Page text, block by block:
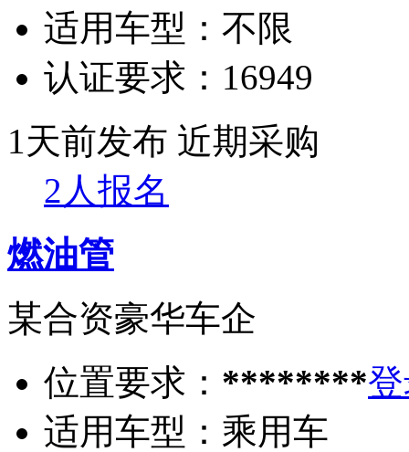
适用车型： 不限
认证要求： 16949
1天前发布 近期采购
2人报名
燃油管
某合资豪华车企
位置要求： ********
适用车型： 乘用车